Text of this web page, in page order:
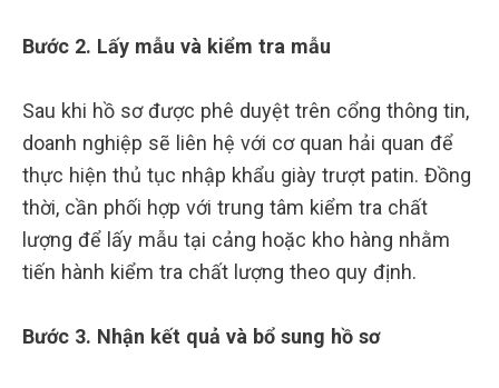
Bước 2. Lấy mẫu và kiểm tra mẫu
Sau khi hồ sơ được phê duyệt trên cổng thông tin,
doanh nghiệp sẽ liên hệ với cơ quan hải quan để
thực hiện thủ tục nhập khẩu giày trượt patin. Đồng
thời, cần phối hợp với trung tâm kiểm tra chất
lượng để lấy mẫu tại cảng hoặc kho hàng nhằm
tiến hành kiểm tra chất lượng theo quy định.
Bước 3. Nhận kết quả và bổ sung hồ sơ